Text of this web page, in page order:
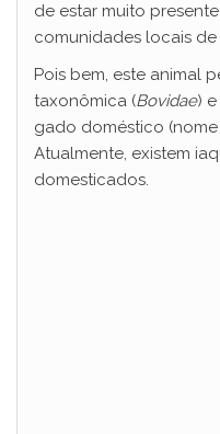
de estar muito
comunidades locais de
Pois bem, este animal
taxonômica (Bovidae)
gado doméstico
Atualmente, existem
domesticados.